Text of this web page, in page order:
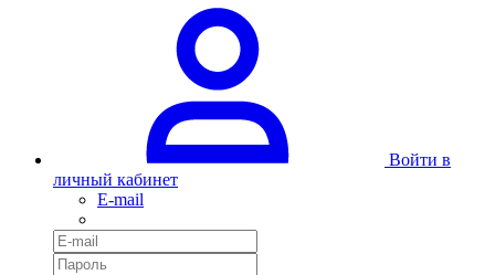
Войти в
личный кабинет
E-mail